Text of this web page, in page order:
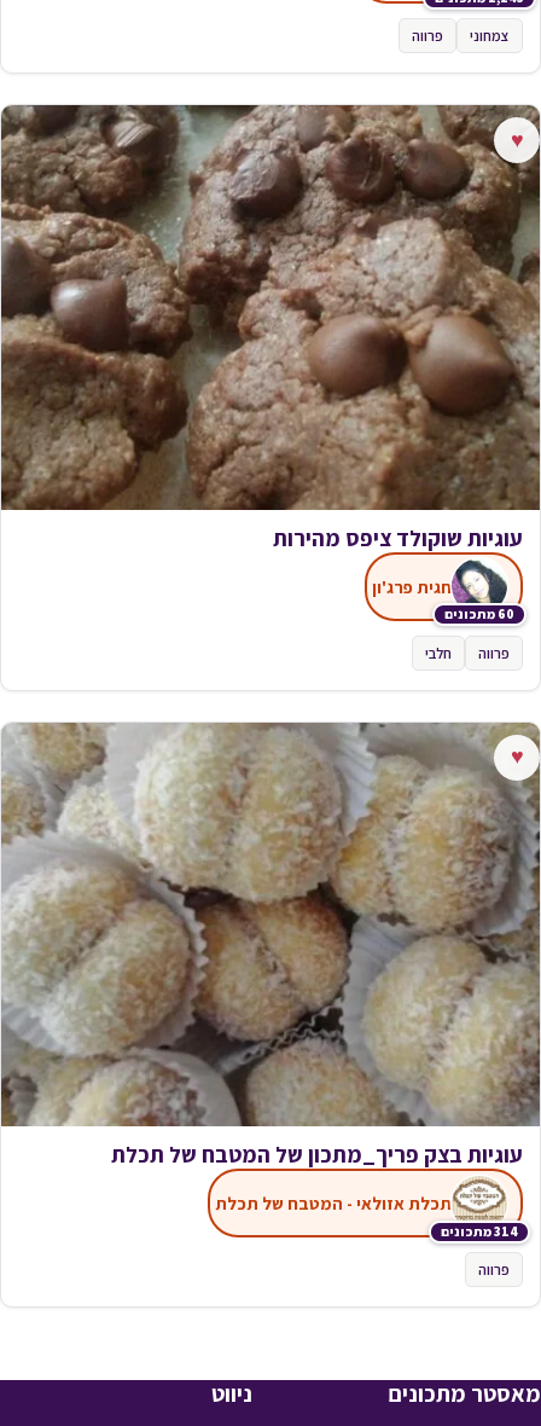
צמחוני פרווה
♥
עוגיות שוקולד ציפס מהירות
60 מתכונים
חגית פרג'ון
פרווה חלבי
♥
עוגיות בצק פריך_מתכון של המטבח של תכלת
314 מתכונים
תכלת אזולאי - המטבח של תכלת
פרווה
מאסטר מתכונים ניווט